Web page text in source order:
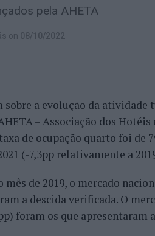
pela AHETA
on 08/10/2022
sobre a evolução da atividade
– Associação dos
de ocupação quarto foi de
(-7,3pp relativamente a
mês de 2019, o mercado
a descida verificada. O
foram os que apresentaram